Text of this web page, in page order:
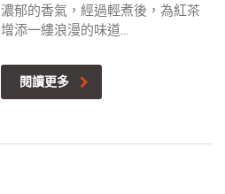
濃郁的香氣，經過輕煮後，為紅茶
增添一縷浪漫的味道...
閱讀更多